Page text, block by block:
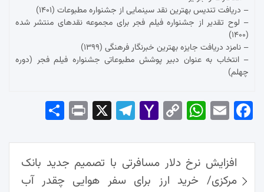
– دریافت تندیس بهترین نقد سینمایی از جشنواره مطبوعات (۱۴۰۱)
– لوح تقدیر از جشنواره فیلم فجر برای مجموعه نقدهای منتشر شده
(۱۴۰۰)
– نامزد دریافت جایزه بهترین خبرنگار فرهنگی (۱۳۹۹)
– انتخاب به عنوان دبیر پوشش مطبوعاتی جشنواره فیلم فجر (دوره
چهلم)
Fac
ok
Em
Wh
Ap
p
Co
Lin
k
Yah
Mai
l
Tel
am
Pri
راهبری
نوشته‌ها
افزایش نرخ دلار مسافرتی با تصمیم جدید بانک
مرکزی/ خرید ارز برای سفر هوایی چقدر آب